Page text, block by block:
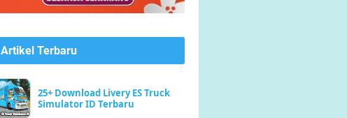
Artikel Terbaru
25+ Download Livery ES Truck
Simulator ID Terbaru